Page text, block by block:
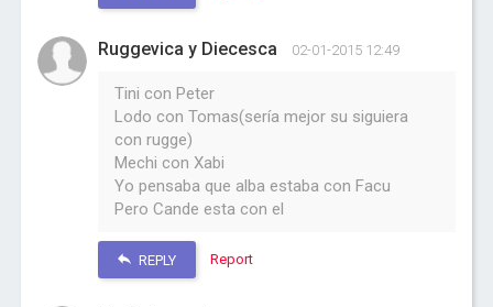
Ruggevica y Diecesca 02-01-2015 12:49
Tini con Peter
Lodo con Tomas(sería mejor su siguiera
con rugge)
Mechi con Xabi
Yo pensaba que alba estaba con Facu
Pero Cande esta con el
REPLY Report